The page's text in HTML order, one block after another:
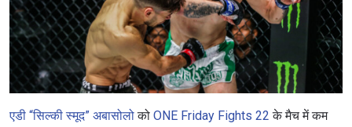
एडी “सिल्की स्मूद” अबासोलोको ONE Friday Fights 22 के मैच में कम